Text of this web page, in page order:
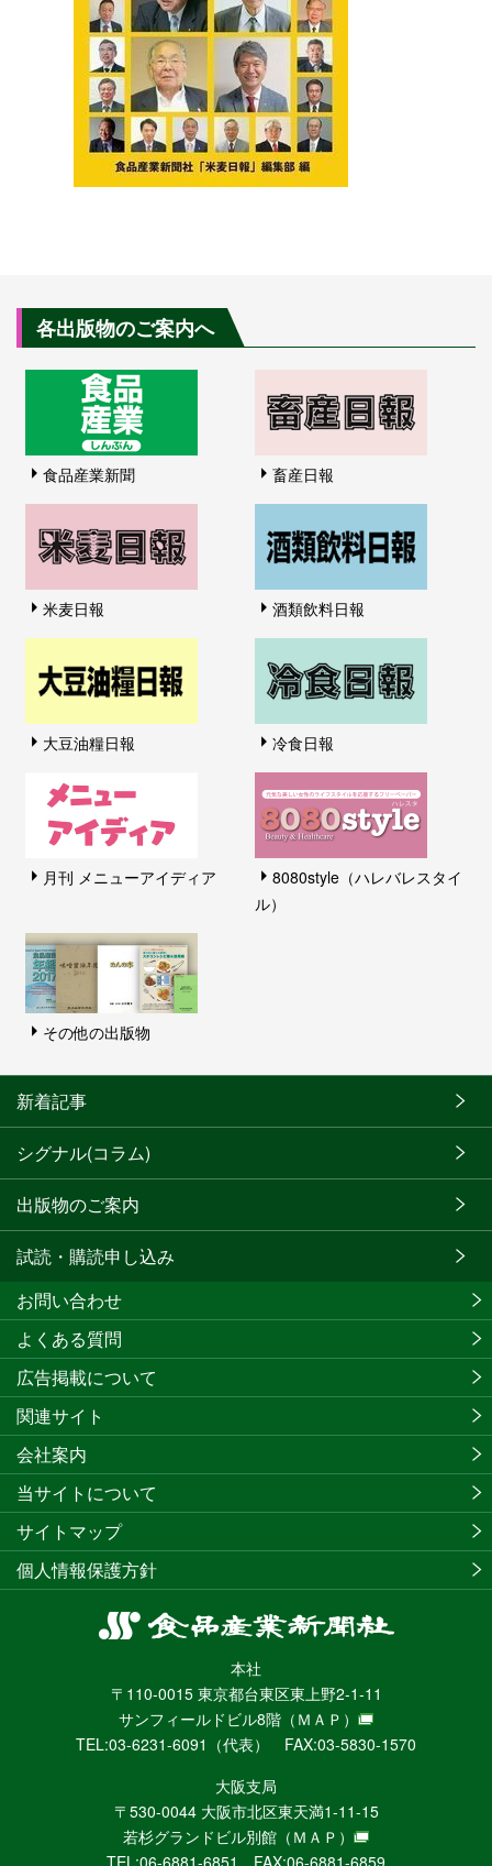
各出版物のご案内へ
食品産業新聞 畜産日報
米麦日報 酒類飲料日報
大豆油糧日報 冷食日報
月刊 メニューアイディア
8080style（ハレバレスタイ
ル）
その他の出版物
新着記事
シグナル(コラム)
出版物のご案内
試読・購読申し込み
食
産
業
新
聞
社
ニ
ュ
本社
〒110-0015 東京都台東区東上野2-1-11
サンフィールドビル8階 （ＭＡＰ）
TEL:03-6231-6091（代表） FAX:03-5830-1570
大阪支局
〒530-0044 大阪市北区東天満1-11-15
若杉グランドビル別館 （ＭＡＰ）
TEL:06-6881-6851 FAX:06-6881-6859
お問い合わせ
よくある質問
広告掲載について
関連サイト
会社案内
当サイトについて
サイトマップ
個人情報保護方針